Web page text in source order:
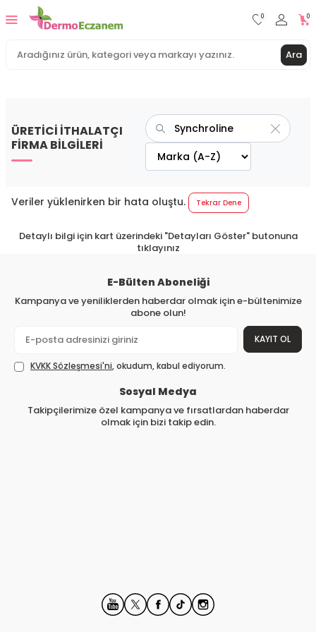
Ara
0 0
ÜRETİCİ İTHALATÇI
FİRMA BİLGİLERİ
Veriler yüklenirken bir hata oluştu. Tekrar Dene
Detaylı bilgi için kart üzerindeki "Detayları Göster" butonuna
tıklayınız
E-Bülten Aboneliği
Kampanya ve yeniliklerden haberdar olmak için e-bültenimize
abone olun!
KAYIT OL
KVKK Sözleşmesi'ni, okudum, kabul ediyorum.
Sosyal Medya
Takipçilerimize özel kampanya ve fırsatlardan haberdar
olmak için bizi takip edin.